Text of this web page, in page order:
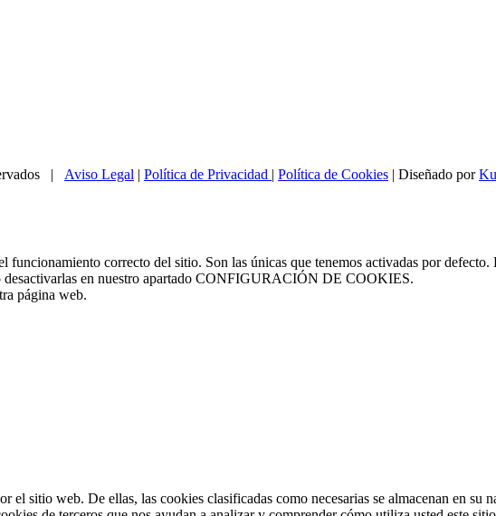
| Aviso Legal | Política de Privacidad | Política de Cookies | Diseñado por
funcionamiento correcto del sitio. Son las únicas que tenemos activadas por
desactivarlas en nuestro apartado CONFIGURACIÓN DE COOKIES.
página web.
sitio web. De ellas, las cookies clasificadas como necesarias se almacenan en su